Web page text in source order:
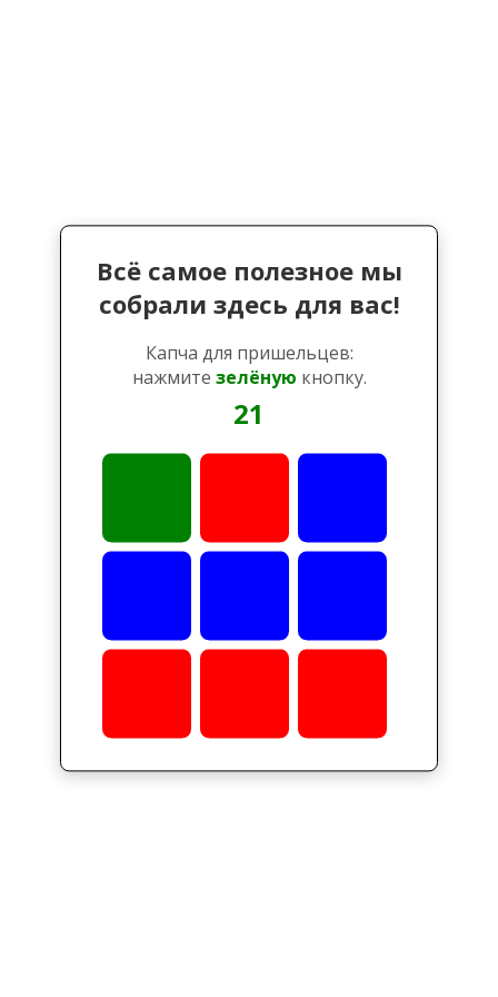
Всё самое полезное мы
собрали здесь для вас!
Капча для пришельцев:
нажмите зелёную кнопку.
21